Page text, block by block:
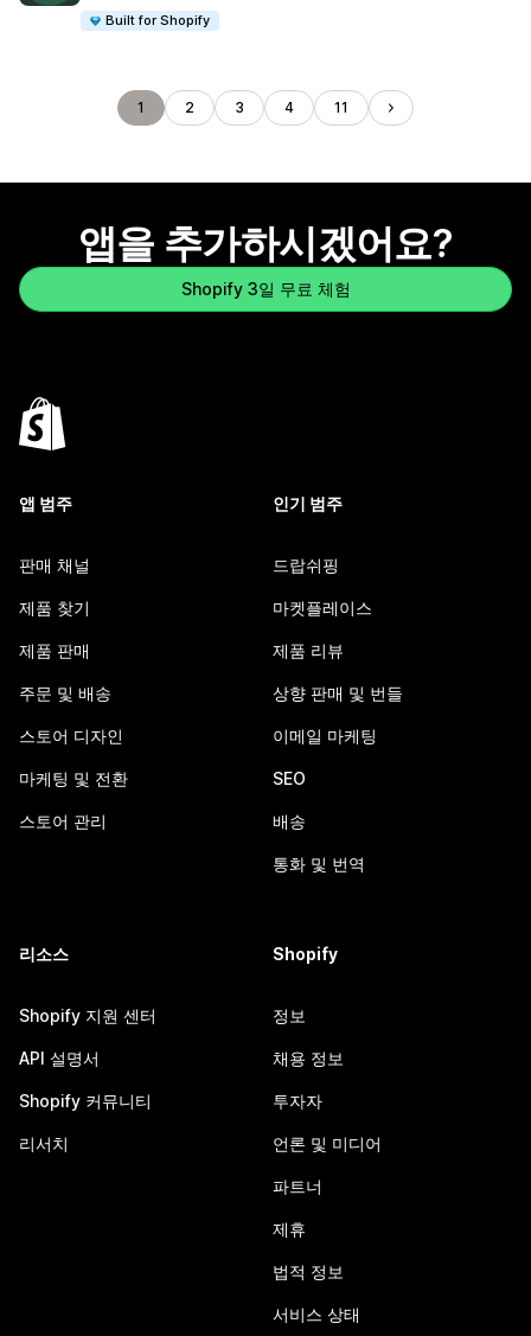
Built for Shopify
1 2 3 4 11
앱을 추가하시겠어요?
Shopify 3일 무료 체험
앱 범주
판매 채널
제품 찾기
제품 판매
주문 및 배송
스토어 디자인
마케팅 및 전환
스토어 관리
인기 범주
드랍쉬핑
마켓플레이스
제품 리뷰
상향 판매 및 번들
이메일 마케팅
SEO
배송
통화 및 번역
리소스
Shopify 지원 센터
API 설명서
Shopify 커뮤니티
리서치
Shopify
정보
채용 정보
투자자
언론 및 미디어
파트너
제휴
법적 정보
서비스 상태